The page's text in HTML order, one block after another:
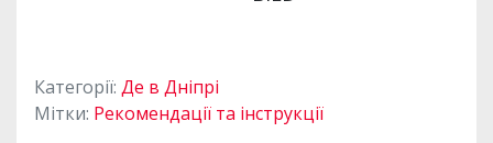
Категорії: Де в Дніпрі
Мітки: Рекомендації та інструкції